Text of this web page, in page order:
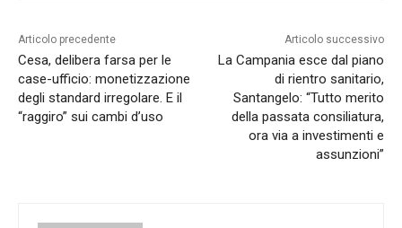
Articolo precedente
Cesa, delibera farsa per le
case-ufficio: monetizzazione
degli standard irregolare. E il
“raggiro” sui cambi d’uso
Articolo successivo
La Campania esce dal piano
di rientro sanitario,
Santangelo: “Tutto merito
della passata consiliatura,
ora via a investimenti e
assunzioni”